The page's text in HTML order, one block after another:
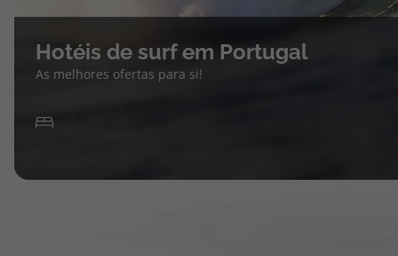
Hotéis de surf em Portugal
As melhores ofertas para si!